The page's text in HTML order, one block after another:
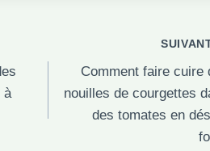
à
Comment faire cuire
nouilles de courgettes
des tomates en